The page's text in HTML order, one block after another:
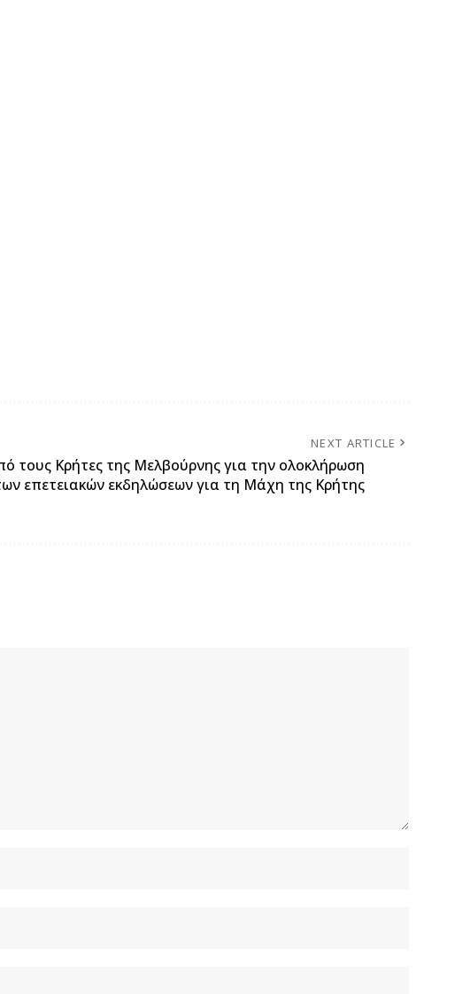
NEXT ARTICLE
τους Κρήτες της Μελβούρνης για την ολοκλήρωση
επετειακών εκδηλώσεων για τη Μάχη της Κρήτης